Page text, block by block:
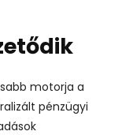
motorja a
pénzügyi